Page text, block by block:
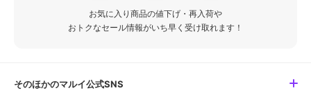
お気に入り商品の値下げ・再入荷や
おトクなセール情報がいち早く受け取れます！
そのほかのマルイ公式SNS